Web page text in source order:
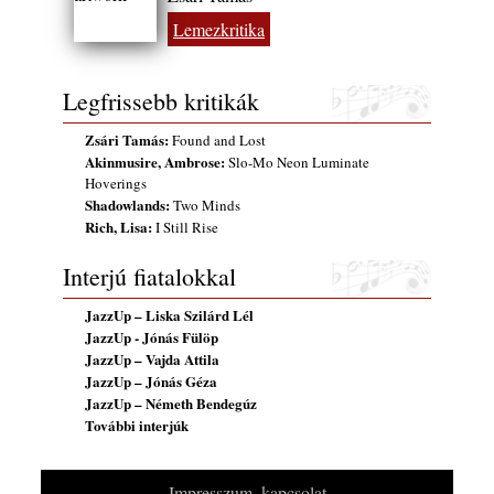
(Sátoraljaújhely – 2026. augusztus 13-23.)
2026. augusztus 01.
„Still Warm”
2026. augusztus 01.
Ma 40 éves Gyarmati Gábor és 54 éves
Florian Ross
2026. augusztus 01.
Vér, tornádó és jazz – megjelent a Daveform
lemezének új előfutára, a Sharknado
2026. július 31.
A Grencsoport Lewis Jordan-nel a
Meseházban
2026. július 31.
A JÜ a Meseházban
Lemezkritika
Legfrissebb kritikák
Zsári Tamás:Found and Lost
Akinmusire, Ambrose:Slo-Mo Neon Luminate
Hoverings
Shadowlands:Two Minds
Rich, Lisa:I Still Rise
Interjú fiatalokkal
JazzUp – Liska Szilárd Lél
JazzUp - Jónás Fülöp
JazzUp – Vajda Attila
JazzUp – Jónás Géza
JazzUp – Németh Bendegúz
További interjúk